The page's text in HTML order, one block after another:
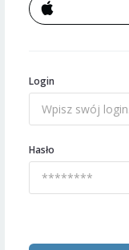
Login
Hasło